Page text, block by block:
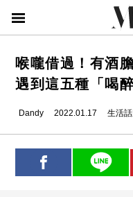
喉嚨借過！有酒
遇到這五種「喝
Dandy 2022.01.17 生活